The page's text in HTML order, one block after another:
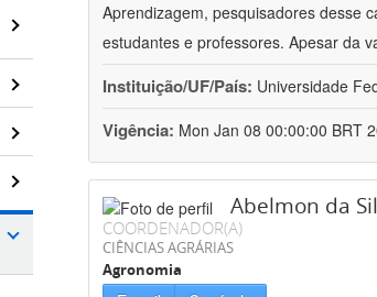
Aprendizagem, pesquisadores desse
estudantes e professores. Apesar da
Instituição/UF/País: Universidade
Vigência: Mon Jan 08 00:00:00 BRT
Abelmon da
COORDENADOR(A)
CIÊNCIAS AGRÁRIAS
Agronomia